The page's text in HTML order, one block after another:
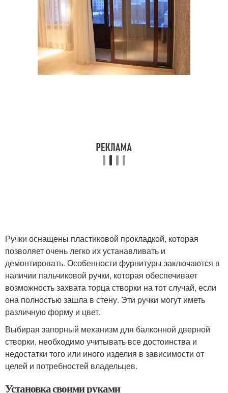
Ручки оснащены пластиковой прокладкой, которая
позволяет очень легко их устанавливать и
демонтировать. Особенности фурнитуры заключаются в
наличии пальчиковой ручки, которая обеспечивает
возможность захвата торца створки на тот случай, если
она полностью зашла в стену. Эти ручки могут иметь
различную форму и цвет.
Выбирая запорный механизм для балконной дверной
створки, необходимо учитывать все достоинства и
недостатки того или иного изделия в зависимости от
целей и потребностей владельцев.
Установка своими руками